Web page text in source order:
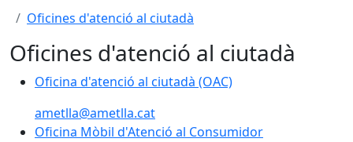
Oficines d'atenció al ciutadà
Oficines d'atenció al ciutadà
Oficina d'atenció al ciutadà (OAC)
Oficina d'atenció al ciutadà (OAC)
ametlla@ametlla.cat
Oficina Mòbil d'Atenció al Consumidor
Oficina Mòbil d'Atenció al Consumidor